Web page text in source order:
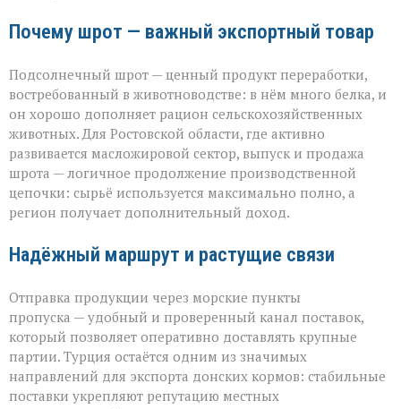
Почему шрот — важный экспортный товар
Подсолнечный шрот — ценный продукт переработки,
востребованный в животноводстве: в нём много белка, и
он хорошо дополняет рацион сельскохозяйственных
животных. Для Ростовской области, где активно
развивается масложировой сектор, выпуск и продажа
шрота — логичное продолжение производственной
цепочки: сырьё используется максимально полно, а
регион получает дополнительный доход.
Надёжный маршрут и растущие связи
Отправка продукции через морские пункты
пропуска — удобный и проверенный канал поставок,
который позволяет оперативно доставлять крупные
партии. Турция остаётся одним из значимых
направлений для экспорта донских кормов: стабильные
поставки укрепляют репутацию местных